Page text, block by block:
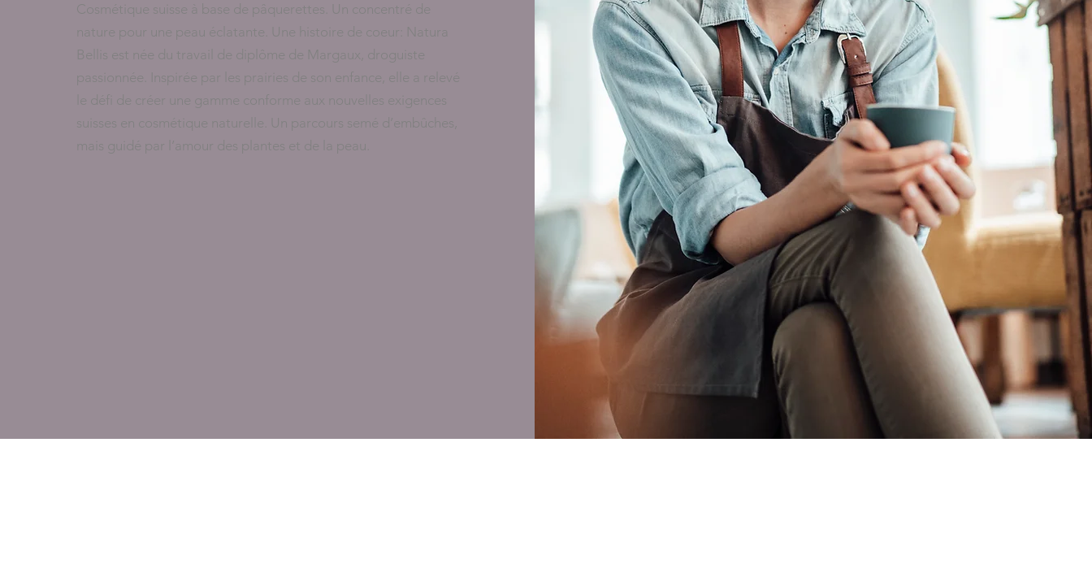
Cosmétique suisse à base de pâquerettes. Un concentré de
nature pour une peau éclatante. Une histoire de coeur: Natura
Bellis est née du travail de diplôme de Margaux, droguiste
passionnée. Inspirée par les prairies de son enfance, elle a relevé
le défi de créer une gamme conforme aux nouvelles exigences
suisses en cosmétique naturelle. Un parcours semé d’embûches,
mais guidé par l’amour des plantes et de la peau.